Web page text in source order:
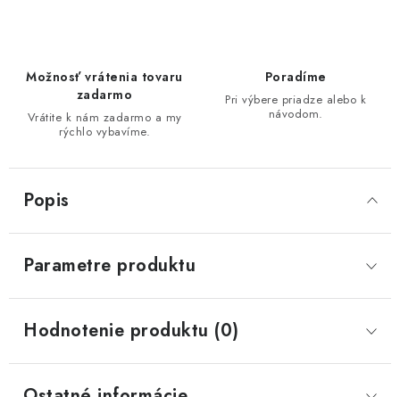
Možnosť vrátenia tovaru
zadarmo
Vrátite k nám zadarmo a my
rýchlo vybavíme.
Poradíme
Pri výbere priadze alebo k
návodom.
Popis
Parametre produktu
Hodnotenie produktu (0)